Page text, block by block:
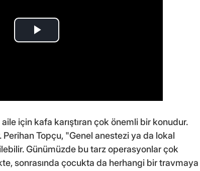
için kafa karıştıran çok önemli bir konudur.
Perihan Topçu, "Genel anestezi ya da lokal
Günümüzde bu tarz operasyonlar çok
sonrasında çocukta da herhangi bir travmaya